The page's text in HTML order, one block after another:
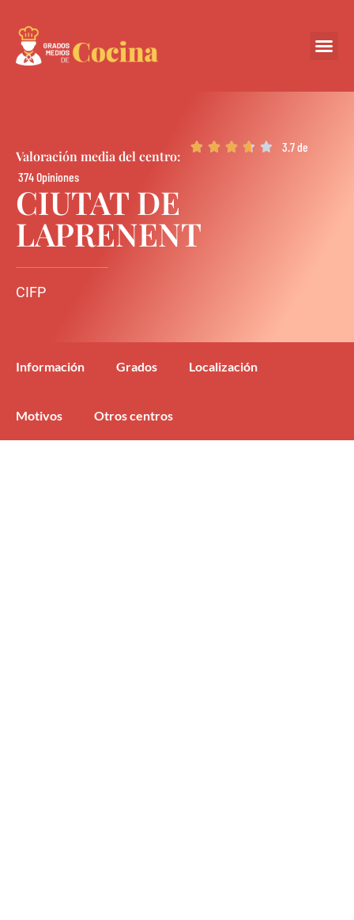
Valoración media del centro:
     3.7 de
374 Opiniones
CIUTAT DE
LAPRENENT
CIFP
Información Grados Localización
Motivos Otros centros